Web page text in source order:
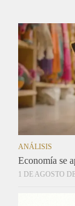
ANÁLISIS
Economía se
1 DE AGOSTO